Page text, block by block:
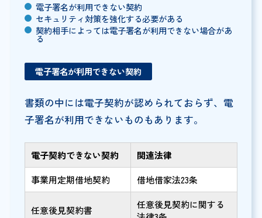
電子署名が利用できない契約
セキュリティ対策を強化する必要がある
契約相手によっては電子署名が利用できない場合があ
る
電子署名が利用できない契約
書類の中には電子契約が認められておらず、電
子署名が利用できないものもあります。
電子契約できない契約
関連法律
事業用定期借地契約
借地借家法23条
任意後見契約書
任意後見契約に関する